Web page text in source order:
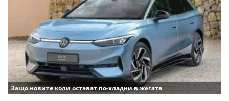
Защо новите коли остават по-хладни в жегата